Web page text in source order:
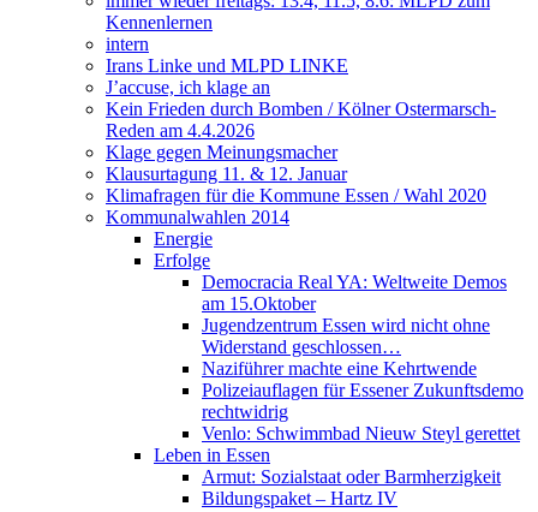
Kennenlernen
intern
Irans Linke und MLPD LINKE
J’accuse, ich klage an
Kein Frieden durch Bomben / Kölner Ostermarsch-
Reden am 4.4.2026
Klage gegen Meinungsmacher
Klausurtagung 11. & 12. Januar
Klimafragen für die Kommune Essen / Wahl 2020
Kommunalwahlen 2014
Energie
Erfolge
Democracia Real YA: Weltweite Demos
am 15.Oktober
Jugendzentrum Essen wird nicht ohne
Widerstand geschlossen…
Naziführer machte eine Kehrtwende
Polizeiauflagen für Essener Zukunftsdemo
rechtwidrig
Venlo: Schwimmbad Nieuw Steyl gerettet
Leben in Essen
Armut: Sozialstaat oder Barmherzigkeit
Bildungspaket – Hartz IV